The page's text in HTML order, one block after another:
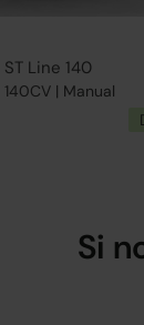
Line 140
140CV | Manual
Si